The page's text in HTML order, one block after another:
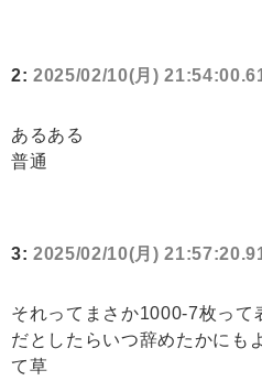
2: 2025/02/10(月)
あるある
普通
3: 2025/02/10(月)
それってまさか1000-7枚って
だとしたらいつ辞めたかにも
て草